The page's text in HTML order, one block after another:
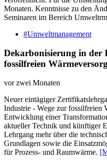
Monaten. Kenntnisse zu den
Seminaren im Bereich
#Umweltmanagement
Dekarbonisierung in der
fossilfreien
vor zwei Monaten
Neuer eintägiger
Industrie - Wege zur fossilfreien
Entwicklung einer
aktueller Technik und künftiger
Lehrgang mehr über die
Grundlagen sowie die
für Prozess- und Raumwärme.